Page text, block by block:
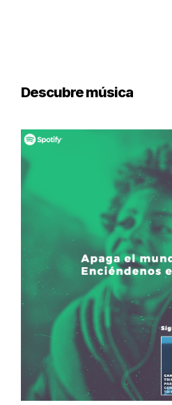
Descubre música